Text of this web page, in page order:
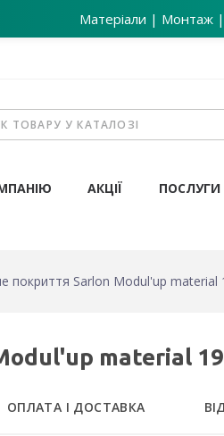
Матеріали | Монтаж |
АКЦІЇ ПОСЛУГИ
покриття Sarlon Modul'up
material
ОПЛАТА І ДОСТАВКА